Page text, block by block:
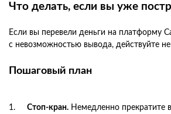
Что делать, если вы уже
Если вы перевели деньги на платформу
с невозможностью вывода, действуйте
Пошаговый план
Стоп-кран. Немедленно прекратите